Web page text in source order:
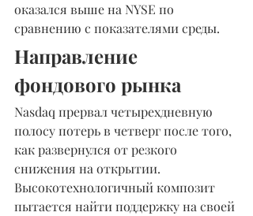
оказался выше на NYSE по
сравнению с показателями среды.
Направление
фондового рынка
Nasdaq прервал четырехдневную
полосу потерь в четверг после того,
как развернулся от резкого
снижения на открытии.
Высокотехнологичный композит
пытается найти поддержку на своей